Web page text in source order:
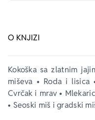
O KNJIZI
Kokoška sa zlatnim
miševa • Roda i
Cvrčak i mrav •
• Seoski miš i gradski